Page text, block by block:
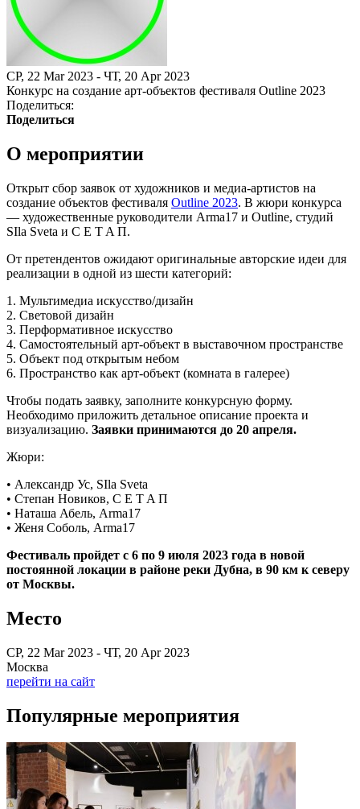
СР, 22 Mar 2023 - ЧТ, 20 Apr 2023
Конкурс на создание арт-объектов фестиваля Outline 2023
Поделиться:
Поделиться
О мероприятии
Открыт сбор заявок от художников и медиа-артистов на
создание объектов фестиваля Outline 2023. В жюри конкурса
— художественные руководители Arma17 и Outline, студий
SIla Sveta и C E T A П.
От претендентов ожидают оригинальные авторские идеи для
реализации в одной из шести категорий:
1. Мультимедиа искусство/дизайн
2. Световой дизайн
3. Перформативное искусство
4. Самостоятельный арт-объект в выставочном пространстве
5. Объект под открытым небом
6. Пространство как арт-объект (комната в галерее)
Чтобы подать заявку, заполните конкурсную форму.
Необходимо приложить детальное описание проекта и
визуализацию. Заявки принимаются до 20 апреля.
Жюри:
• Александр Ус, SIla Sveta
• Степан Новиков, C E T A П
• Наташа Абель, Arma17
• Женя Соболь, Аrma17
Фестиваль пройдет с 6 по 9 июля 2023 года в новой
постоянной локации в районе реки Дубна, в 90 км к северу
от Москвы.
Место
СР, 22 Mar 2023 - ЧТ, 20 Apr 2023
Москва
перейти на сайт
Популярные мероприятия